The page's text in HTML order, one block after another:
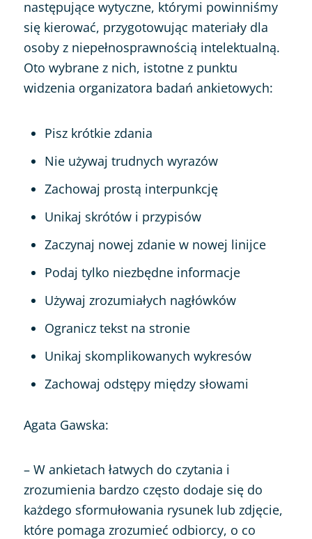
następujące wytyczne, którymi powinniśmy
się kierować, przygotowując materiały dla
osoby z niepełnosprawnością intelektualną.
Oto wybrane z nich, istotne z punktu
widzenia organizatora badań ankietowych:
Pisz krótkie zdania
Nie używaj trudnych wyrazów
Zachowaj prostą interpunkcję
Unikaj skrótów i przypisów
Zaczynaj nowej zdanie w nowej linijce
Podaj tylko niezbędne informacje
Używaj zrozumiałych nagłówków
Ogranicz tekst na stronie
Unikaj skomplikowanych wykresów
Zachowaj odstępy między słowami
Agata Gawska:
– W ankietach łatwych do czytania i
zrozumienia bardzo często dodaje się do
każdego sformułowania rysunek lub zdjęcie,
które pomaga zrozumieć odbiorcy, o co